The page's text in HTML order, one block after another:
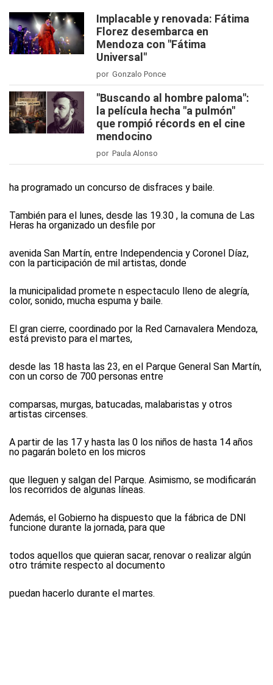
Implacable y renovada: Fátima
Florez desembarca en
Mendoza con "Fátima
Universal"
por Gonzalo Ponce
"Buscando al hombre paloma":
la película hecha "a pulmón"
que rompió récords en el cine
mendocino
por Paula Alonso
ha programado un concurso de disfraces y baile.
También para el lunes, desde las 19.30 , la comuna de Las
Heras ha organizado un desfile por
avenida San Martín, entre Independencia y Coronel Díaz,
con la participación de mil artistas, donde
la municipalidad promete n espectaculo lleno de alegría,
color, sonido, mucha espuma y baile.
El gran cierre, coordinado por la Red Carnavalera Mendoza,
está previsto para el martes,
desde las 18 hasta las 23, en el Parque General San Martín,
con un corso de 700 personas entre
comparsas, murgas, batucadas, malabaristas y otros
artistas circenses.
A partir de las 17 y hasta las 0 los niños de hasta 14 años
no pagarán boleto en los micros
que lleguen y salgan del Parque. Asimismo, se modificarán
los recorridos de algunas líneas.
Además, el Gobierno ha dispuesto que la fábrica de DNI
funcione durante la jornada, para que
todos aquellos que quieran sacar, renovar o realizar algún
otro trámite respecto al documento
puedan hacerlo durante el martes.